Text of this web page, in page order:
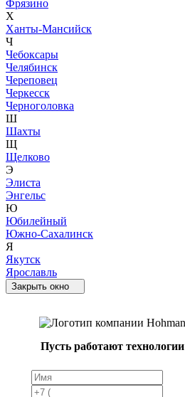
Фрязино
Х
Ханты-Мансийск
Ч
Чебоксары
Челябинск
Череповец
Черкесск
Черноголовка
Ш
Шахты
Щ
Щелково
Э
Элиста
Энгельс
Ю
Юбилейный
Южно-Сахалинск
Я
Якутск
Ярославль
Закрыть окно
Пусть работают технологии